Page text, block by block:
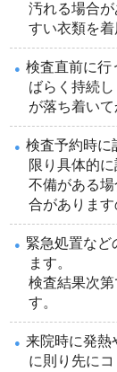
汚れる場合
すい衣類を着
検査直前に行
ばらく持続
が落ち着い
検査予約時に
限り具体的
不備がある
合があります
緊急処置など
ます。
検査結果次
す。
来院時に発熱
に則り先に